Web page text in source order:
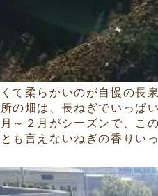
て柔らかいのが自慢の長泉
の畑は、長ねぎでいっぱい
月～２月がシーズンで、こ
も言えないねぎの香りい